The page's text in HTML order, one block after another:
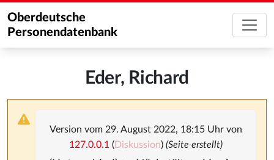
Oberdeutsche
Personendatenbank
Eder, Richard
Version vom 29. August 2022, 18:15 Uhr von
127.0.0.1 (Diskussion) (Seite erstellt)